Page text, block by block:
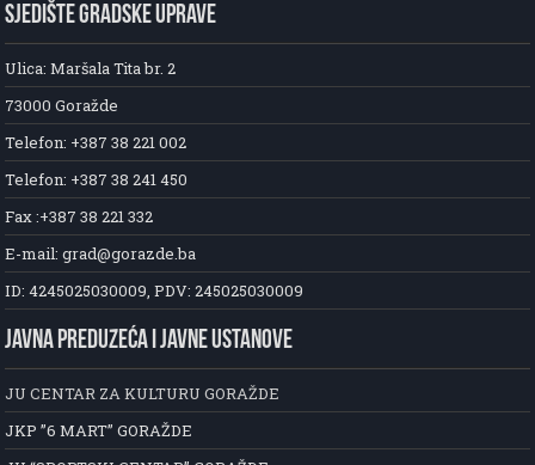
SJEDIŠTE GRADSKE UPRAVE
Ulica: Maršala Tita br. 2
73000 Goražde
Telefon: +387 38 221 002
Telefon: +387 38 241 450
Fax :+387 38 221 332
E-mail: grad@gorazde.ba
ID: 4245025030009, PDV: 245025030009
JAVNA PREDUZEĆA I JAVNE USTANOVE
JU CENTAR ZA KULTURU GORAŽDE
JKP ”6 MART” GORAŽDE